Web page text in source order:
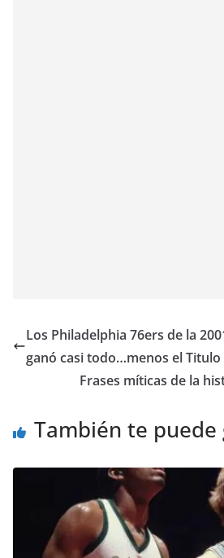
Los Philadelphia 76ers de la
ganó casi todo…menos el Titulo
Frases míticas de la
También te puede